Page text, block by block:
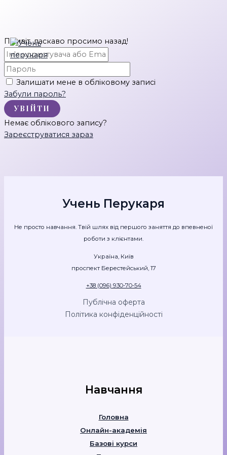
Перейти
до
вмісту
Привіт, ласкаво просимо назад!
Залишати мене в обліковому записі
Забули пароль?
УВІЙТИ
Немає облікового запису?
Зареєструватися зараз
Учень Перукаря
Не просто навчання. Твій шлях від першого заняття до впевненої
роботи з клієнтами.
Україна, Київ
проспект Берестейський, 17
+38 (096) 930-70-54
Публічна оферта
Політика конфіденційності
Навчання
Головна
Онлайн-академія
Базові курси